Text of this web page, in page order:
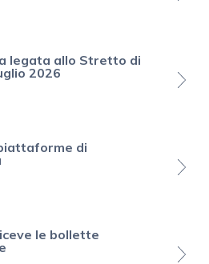
legata allo Stretto di
2026
di
le bollette